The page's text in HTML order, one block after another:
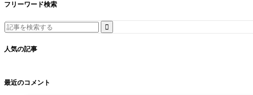
フリーワード検索
Search
for:
人気の記事
最近のコメント